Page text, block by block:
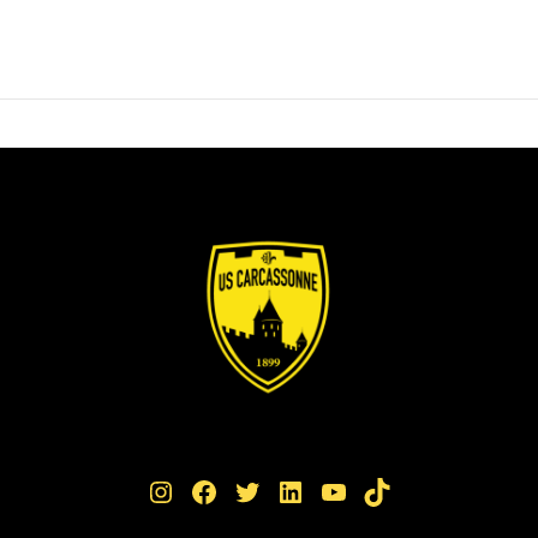
Instagram Facebook Twitter LinkedIn YouTube TikTok